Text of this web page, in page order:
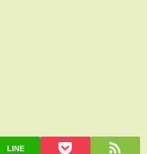
LINE